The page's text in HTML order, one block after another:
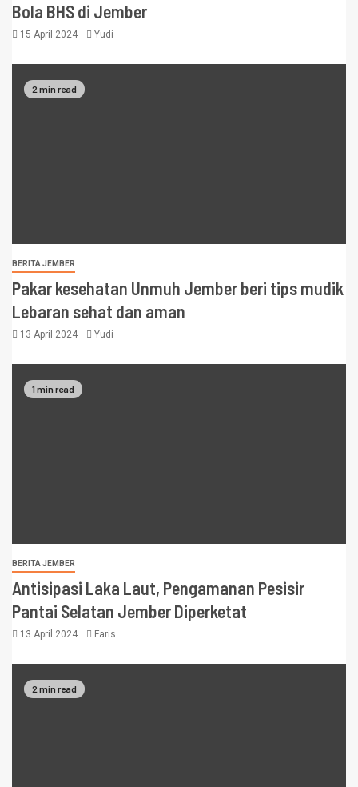
Bola BHS di Jember
15 April 2024 Yudi
2 min read
BERITA JEMBER
Pakar kesehatan Unmuh Jember beri tips mudik
Lebaran sehat dan aman
13 April 2024 Yudi
1 min read
BERITA JEMBER
Antisipasi Laka Laut, Pengamanan Pesisir
Pantai Selatan Jember Diperketat
13 April 2024 Faris
2 min read